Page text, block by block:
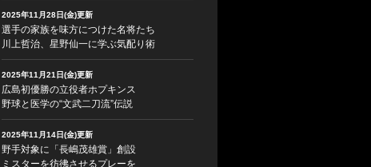
2025年11月28日(金)更新
選手の家族を味方につけた名将たち
川上哲治、星野仙一に学ぶ気配り術
2025年11月21日(金)更新
広島初優勝の立役者ホプキンス
野球と医学の“文武二刀流”伝説
2025年11月14日(金)更新
野手対象に「長嶋茂雄賞」創設
ミスターを彷彿させるプレーを